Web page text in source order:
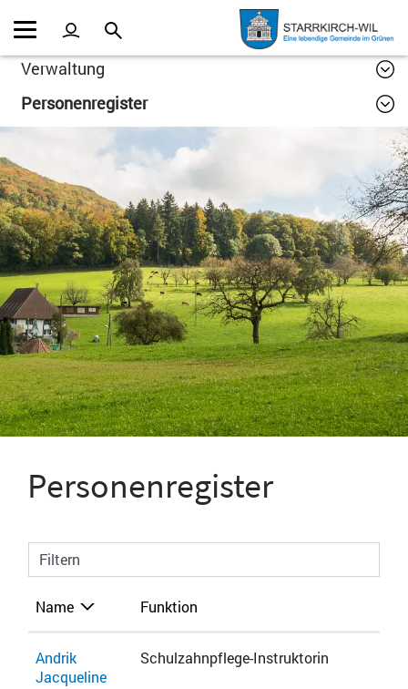
Kopfzeile
Inhalt
Verwaltung
Personenregister
Personenregister
Filtern
Name Funktion
Andrik
Jacqueline
Schulzahnpflege-Instruktorin